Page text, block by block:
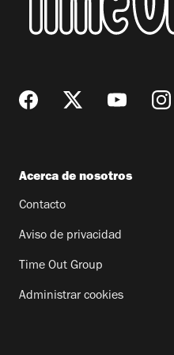
Acerca de nosotros
Contacto
Aviso de privacidad
Time Out Group
Administrar cookies